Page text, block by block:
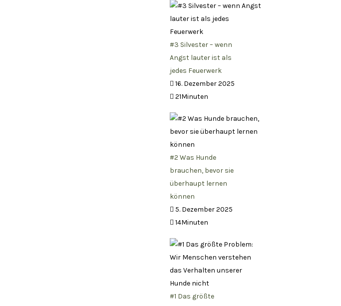
#3 Silvester – wenn
Angst lauter ist als
jedes Feuerwerk
16. Dezember 2025
21Minuten
#2 Was Hunde
brauchen, bevor sie
überhaupt lernen
können
5. Dezember 2025
14Minuten
#1 Das größte